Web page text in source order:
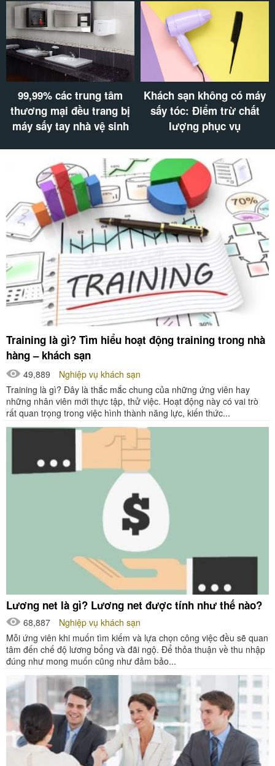
99,99% các trung tâm
thương mại đều trang bị
máy sấy tay nhà vệ sinh
Khách sạn không có máy
sấy tóc: Điểm trừ chất
lượng phục vụ
Training là gì? Tìm hiểu hoạt động training trong nhà
hàng – khách sạn
49,889
Nghiệp vụ khách sạn
Training là gì? Đây là thắc mắc chung của những ứng viên hay
những nhân viên mới thực tập, thử việc. Hoạt động này có vai trò
rất quan trọng trong việc hình thành năng lực, kiến thức...
Lương net là gì? Lương net được tính như thế nào?
68,887
Nghiệp vụ khách sạn
Mỗi ứng viên khi muốn tìm kiếm và lựa chọn công việc đều sẽ quan
tâm đến chế độ lương bổng và đãi ngộ. Để thỏa thuận về thu nhập
đúng như mong muốn cũng như đảm bảo...